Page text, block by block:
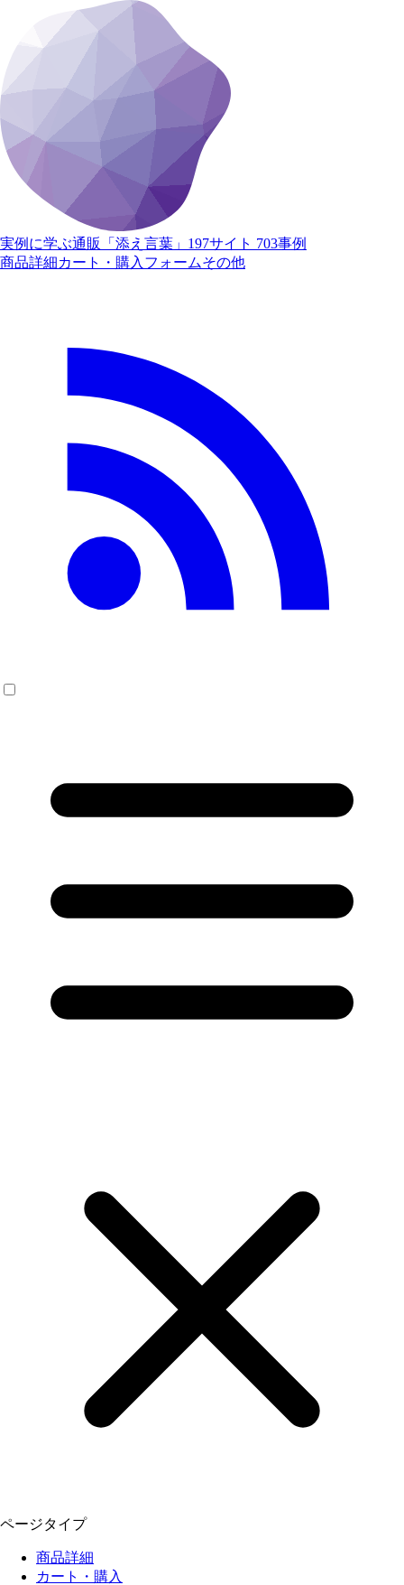
実例に学ぶ通販「添え言葉」 197サイト 703事例
商品詳細カート・購入 フォームその他
ページタイプ
商品詳細
カート・購入